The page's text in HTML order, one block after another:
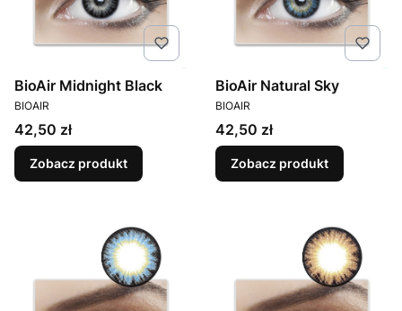
BioAir Midnight Black
PRODUCENT
BIOAIR
Cena
42,50 zł
Zobacz produkt
BioAir Natural Sky
PRODUCENT
BIOAIR
Cena
42,50 zł
Zobacz produkt